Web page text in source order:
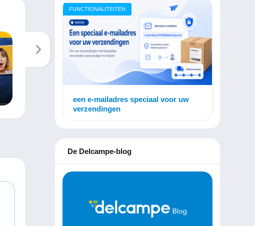
FUNCTIONALITEITEN
een e-mailadres speciaal voor uw
verzendingen
De Delcampe-blog